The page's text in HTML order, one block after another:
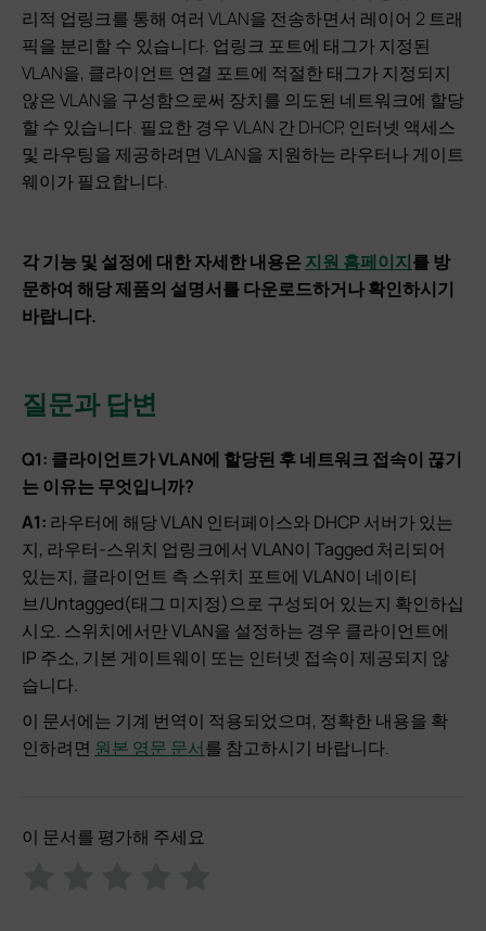
리적 업링크를 통해 여러 VLAN을 전송하면서 레이어 2 트래
픽을 분리할 수 있습니다. 업링크 포트에 태그가 지정된
VLAN을, 클라이언트 연결 포트에 적절한 태그가 지정되지
않은 VLAN을 구성함으로써 장치를 의도된 네트워크에 할당
할 수 있습니다. 필요한 경우 VLAN 간 DHCP, 인터넷 액세스
및 라우팅을 제공하려면 VLAN을 지원하는 라우터나 게이트
웨이가 필요합니다.
각 기능 및 설정에 대한 자세한 내용은지원 홈페이지를 방
문하여 해당 제품의 설명서를 다운로드하거나 확인하시기
바랍니다.
질문과 답변
Q1: 클라이언트가 VLAN에 할당된 후 네트워크 접속이 끊기
는 이유는 무엇입니까?
A1: 라우터에 해당 VLAN 인터페이스와 DHCP 서버가 있는
지, 라우터-스위치 업링크에서 VLAN이 Tagged 처리되어
있는지, 클라이언트 측 스위치 포트에 VLAN이 네이티
브/Untagged(태그 미지정)으로 구성되어 있는지 확인하십
시오. 스위치에서만 VLAN을 설정하는 경우 클라이언트에
IP 주소, 기본 게이트웨이 또는 인터넷 접속이 제공되지 않
습니다.
이 문서에는 기계 번역이 적용되었으며, 정확한 내용을 확
인하려면 원본 영문 문서를 참고하시기 바랍니다.
이 문서를 평가해 주세요